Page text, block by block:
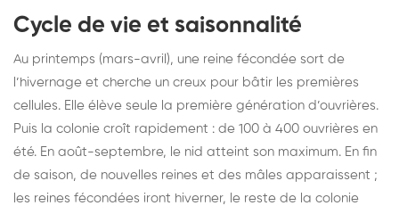
Cycle de vie et saisonnalité
Au printemps (mars-avril), une reine fécondée sort de
l’hivernage et cherche un creux pour bâtir les premières
cellules. Elle élève seule la première génération d’ouvrières.
Puis la colonie croît rapidement : de 100 à 400 ouvrières en
été. En août-septembre, le nid atteint son maximum. En fin
de saison, de nouvelles reines et des mâles apparaissent ;
les reines fécondées iront hiverner, le reste de la colonie